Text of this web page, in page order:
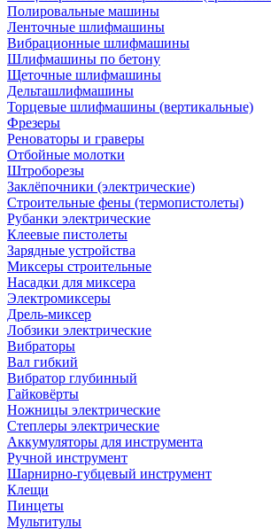
Полировальные машины
Ленточные шлифмашины
Вибрационные шлифмашины
Шлифмашины по бетону
Щеточные шлифмашины
Дельташлифмашины
Торцевые шлифмашины (вертикальные)
Фрезеры
Реноваторы и граверы
Отбойные молотки
Штроборезы
Заклёпочники (электрические)
Строительные фены (термопистолеты)
Рубанки электрические
Клеевые пистолеты
Зарядные устройства
Миксеры строительные
Насадки для миксера
Электромиксеры
Дрель-миксер
Лобзики электрические
Вибраторы
Вал гибкий
Вибратор глубинный
Гайковёрты
Ножницы электрические
Степлеры электрические
Аккумуляторы для инструмента
Ручной инструмент
Шарнирно-губцевый инструмент
Клещи
Пинцеты
Мультитулы